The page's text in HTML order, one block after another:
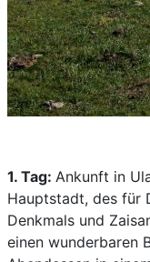
1. Tag: Ankunft in
Hauptstadt, des für
Denkmals und
einen wunderbaren